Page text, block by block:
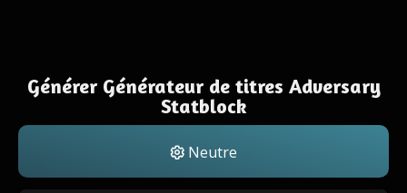
Générer Générateur de titres Adversary
Statblock
Neutre